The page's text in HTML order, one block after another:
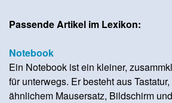
Passende Artikel im Lexikon:
Notebook
Ein Notebook ist ein kleiner,
für unterwegs. Er besteht aus
ähnlichem Mausersatz, Bildschirm